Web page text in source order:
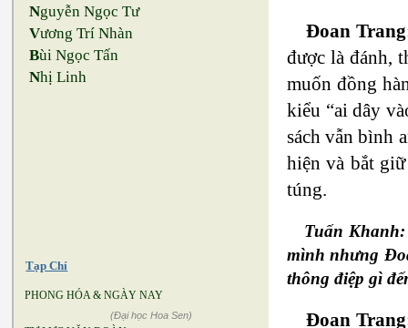
Nguyễn Ngọc Tư
Vương Trí Nhàn
Bùi Ngọc Tấn
Nhị Linh
Tạp Chí
PHONG HÓA & NGÀY NAY
(Đại học Hoa Sen)
Đoan
được là đánh,
muốn đồng
kiểu “ai dây
sách vẫn bình
hiện và bắt
túng.
Tuấn
mình nhưng
thông điệp gì
Đoan